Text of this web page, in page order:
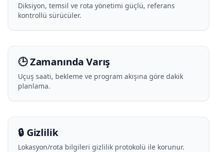
Diksiyon, temsil ve rota yönetimi güçlü, referans
kontrollü sürücüler.
🕒 Zamanında Varış
Uçuş saati, bekleme ve program akışına göre dakik
planlama.
🔒 Gizlilik
Lokasyon/rota bilgileri gizlilik protokolü ile korunur.